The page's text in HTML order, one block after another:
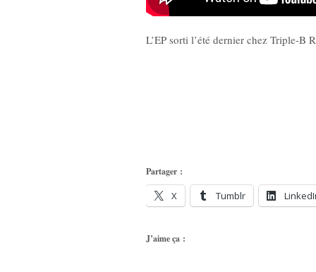
L’EP sorti l’été dernier chez Triple-B
Partager :
X Tumblr
J’aime ça :